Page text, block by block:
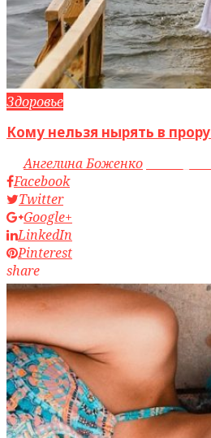
Здоровье
Кому нельзя нырять в
byАнгелина Боженко
Facebook
Twitter
Google+
LinkedIn
Pinterest
share